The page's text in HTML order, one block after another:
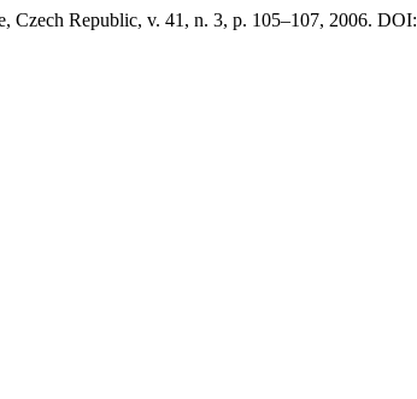
Czech Republic, v. 41, n. 3, p. 105–107, 2006. DOI: